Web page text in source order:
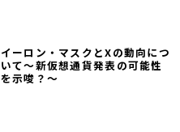
イーロン・マスクとXの動向につ
いて～新仮想通貨発表の可能性
を示唆？～